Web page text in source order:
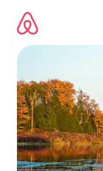
kwenda
kwenye
maudhui